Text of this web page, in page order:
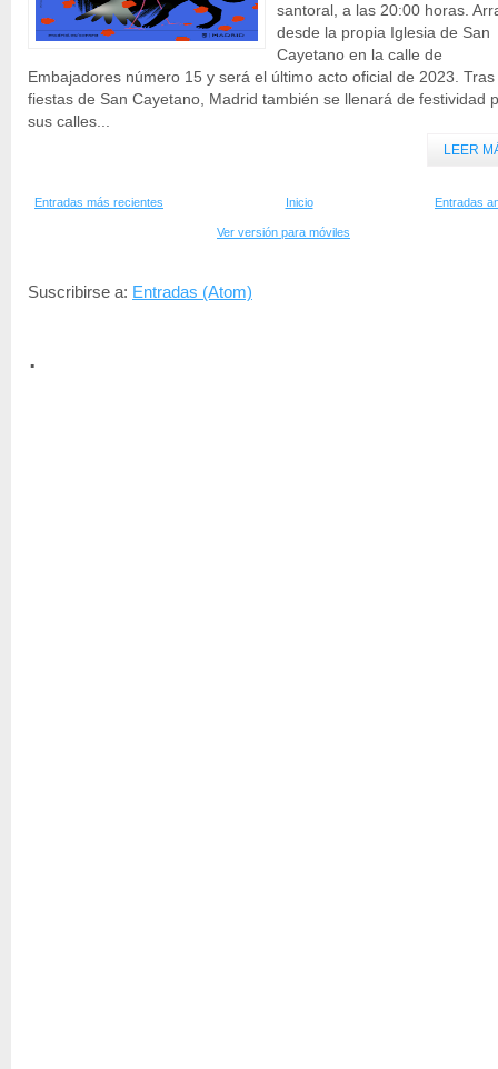
santoral, a las 20:00 horas.
desde la propia Iglesia de San
Cayetano en la calle de
Embajadores número 15 y será el último acto oficial de 2023. Tras
fiestas de San Cayetano, Madrid también se llenará de festividad
sus calles...
LEER
Entradas más recientes Entradas
Inicio
Ver versión para móviles
Suscribirse a: Entradas (Atom)
.